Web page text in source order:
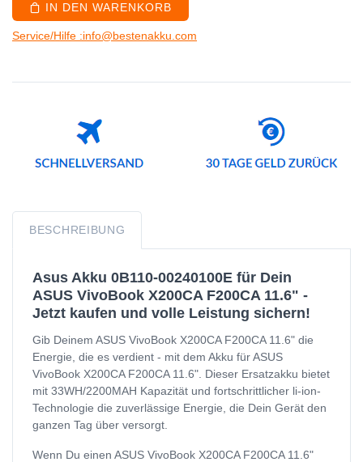
IN DEN WARENKORB
Service/Hilfe :info@bestenakku.com
BESCHREIBUNG
Asus Akku 0B110-00240100E für Dein
ASUS VivoBook X200CA F200CA 11.6" -
Jetzt kaufen und volle Leistung sichern!
Gib Deinem ASUS VivoBook X200CA F200CA 11.6" die
Energie, die es verdient - mit dem Akku für ASUS
VivoBook X200CA F200CA 11.6". Dieser Ersatzakku bietet
mit 33WH/2200MAH Kapazität und fortschrittlicher li-ion-
Technologie die zuverlässige Energie, die Dein Gerät den
ganzen Tag über versorgt.
Wenn Du einen ASUS VivoBook X200CA F200CA 11.6"